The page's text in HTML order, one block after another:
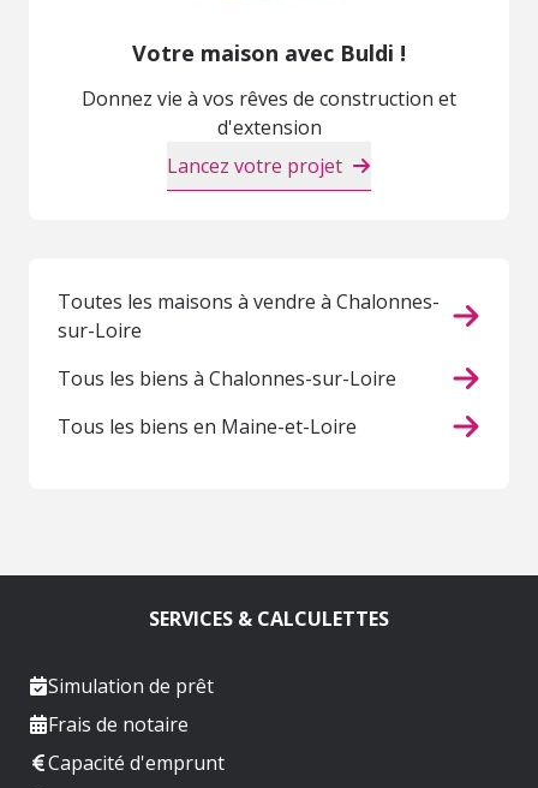
Votre maison avec Buldi !
Donnez vie à vos rêves de construction et
d'extension
Lancez votre projet
Toutes les maisons à vendre à Chalonnes-
sur-Loire
Tous les biens à Chalonnes-sur-Loire
Tous les biens en Maine-et-Loire
SERVICES & CALCULETTES
Simulation de prêt
Frais de notaire
Capacité d'emprunt